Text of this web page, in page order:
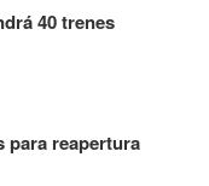
40 trenes
para reapertura